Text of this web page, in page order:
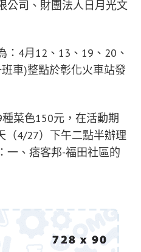
公司、財團法人日月光文
4月12、13、19、20、
車)整點於彰化火車站發
菜色150元，在活動期
（4/27）下午二點半辦理
一、痞客邦-福田社區的